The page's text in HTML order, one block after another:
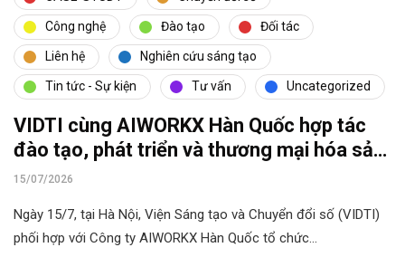
Công nghệ Đào tạo Đối tác
Liên hệ Nghiên cứu sáng tạo
Tin tức - Sự kiện Tư vấn Uncategorized
VIDTI cùng AIWORKX Hàn Quốc hợp tác
đào tạo, phát triển và thương mại hóa sản
phẩm AI
15/07/2026
Ngày 15/7, tại Hà Nội, Viện Sáng tạo và Chuyển đổi số (VIDTI)
phối hợp với Công ty AIWORKX Hàn Quốc tổ chức…